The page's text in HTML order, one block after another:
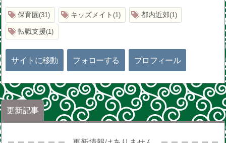
保育園 31 キッズメイト 1 都内近郊 1
転職支援 1
サイトに移動 フォローする プロフィール
更新記事